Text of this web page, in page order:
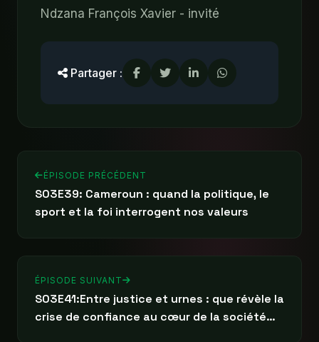
Ndzana François Xavier - invité
Partager :
ÉPISODE PRÉCÉDENT
S03E39: Cameroun : quand la politique, le
sport et la foi interrogent nos valeurs
ÉPISODE SUIVANT
S03E41:Entre justice et urnes : que révèle la
crise de confiance au cœur de la société